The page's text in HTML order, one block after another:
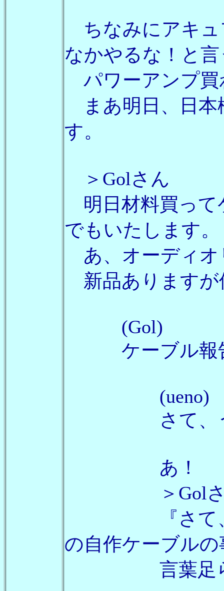
ちなみにアキュ
なかやるな！と
パワーアンプ買
まあ明日、日本
す。
＞Golさん
明日材料買って
でもいたします。
あ、オーディオ
新品ありますが
(Gol)
ケーブル報告
(ueno)
さて、うま
あ！
＞Golさ
『さて、う
の自作ケーブル
言葉足らず